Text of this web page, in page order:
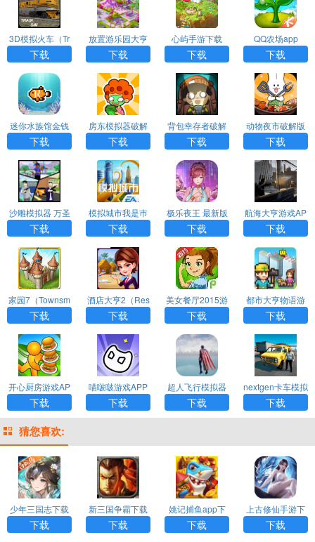
3D模拟火车（Tr
ain Sim）
下载
放置游乐园大亨
游戏下载
下载
心屿手游下载
下载
QQ农场app
下载
迷你水族馆金钱
版（ミニチュア
水族館）游戏AP
P下载
下载
房东模拟器破解
版无限钞票最新
版本
下载
背包幸存者破解
版免广告最新版
下载
动物夜市破解版
无限胡萝卜无广
告
下载
沙雕模拟器 万圣
节版本
下载
模拟城市我是巿
长游戏下载
下载
极乐夜王 最新版
下载
航海大亨游戏AP
P下载
下载
家园7（Townsm
en）游戏APP下
载
下载
酒店大亨2（Res
ort Tycoon）游戏
APP下载
下载
美女餐厅2015游
戏APP下载
下载
都市大亨物语游
戏APP下载
下载
开心厨房游戏AP
P下载
下载
喵啵啵游戏APP
下载
下载
超人飞行模拟器
下载安装手机版
下载
nextgen卡车模拟
器中文版（Nextg
en: Truck Simula
下载
猜您喜欢:
少年三国志下载
下载
新三国争霸下载
下载
姚记捕鱼app下
载
下载
上古修仙手游下
载
下载